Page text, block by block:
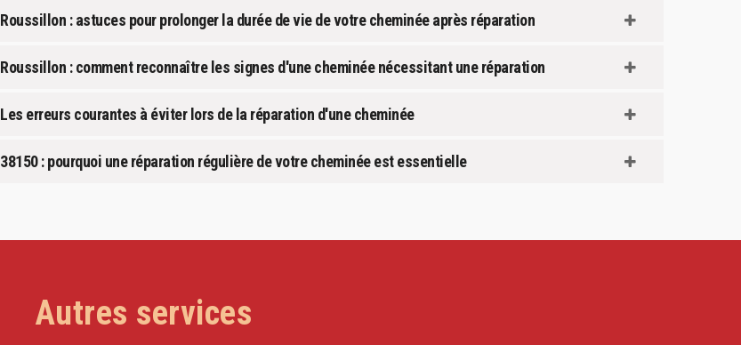
Roussillon : astuces pour prolonger la durée de vie de votre cheminée après réparation
Roussillon : comment reconnaître les signes d'une cheminée nécessitant une réparation
Les erreurs courantes à éviter lors de la réparation d'une cheminée
38150 : pourquoi une réparation régulière de votre cheminée est essentielle
Autres services